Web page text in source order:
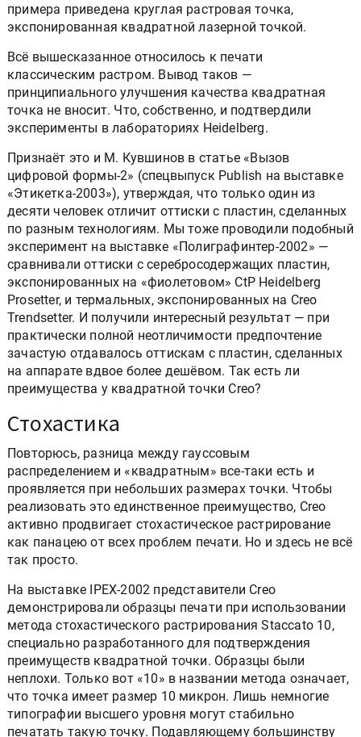
формы. На рис. 2 в качестве примера приведена
круглая растровая точка, экспонированная
Всё вышесказанное относилось к печати
классическим растром. Вывод таков —
принципиального улучшения качества квадратная
точка не вносит. Что, собственно, и подтвердили
Признаёт это и М. Кувшинов в статье «Вызов
цифровой формы-2» (спецвыпуск Publish на выставке
«Этикетка-2003»), утверждая, что только один из
десяти человек отличит оттиски с пластин, сделанных
по разным технологиям. Мы тоже проводили подобный
эксперимент на выставке «Полиграфинтер-2002» —
сравнивали оттиски с серебросодержащих пластин,
экспонированных на «фиолетовом» CtP Heidelberg
Prosetter, и термальных, экспонированных на Creo
Trendsetter. И получили интересный результат — при
практически полной неотличимости предпочтение
зачастую отдавалось оттискам с пластин, сделанных
на аппарате вдвое более дешёвом. Так есть ли
Стохастика
Повторюсь, разница между гауссовым
распределением и «квадратным» все-таки есть и
проявляется при небольших размерах точки. Чтобы
реализовать это единственное преимущество, Creo
активно продвигает стохастическое растрирование
как панацею от всех проблем печати. Но и здесь не всё
На выставке IPEX-2002 представители Creo
демонстрировали образцы печати при использовании
метода стохастического растрирования Staccato 10,
специально разработанного для подтверждения
преимуществ квадратной точки. Образцы были
неплохи. Только вот «10» в названии метода означает,
что точка имеет размер 10 микрон. Лишь немногие
типографии высшего уровня могут стабильно